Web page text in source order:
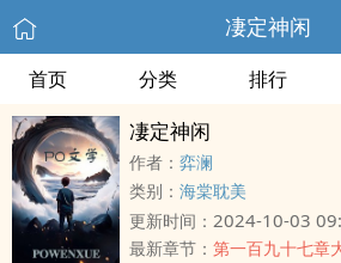
凄定神闲
首页 分类 排行
凄定神闲
作者： 弈澜
类别： 海棠耽美
更新时间： 2024-10-03
最新章节： 第一百九十七章